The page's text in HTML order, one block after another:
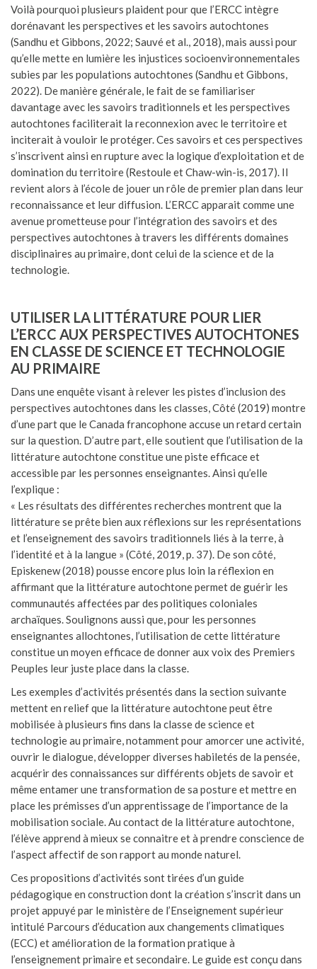
Voilà pourquoi plusieurs plaident pour que l’ERCC intègre
dorénavant les perspectives et les savoirs autochtones
(Sandhu et Gibbons, 2022; Sauvé et al., 2018), mais aussi pour
qu’elle mette en lumière les injustices socioenvironnementales
subies par les populations autochtones (Sandhu et Gibbons,
2022). De manière générale, le fait de se familiariser
davantage avec les savoirs traditionnels et les perspectives
autochtones faciliterait la reconnexion avec le territoire et
inciterait à vouloir le protéger. Ces savoirs et ces perspectives
s’inscrivent ainsi en rupture avec la logique d’exploitation et de
domination du territoire (Restoule et Chaw-win-is, 2017). Il
revient alors à l’école de jouer un rôle de premier plan dans leur
reconnaissance et leur diffusion. L’ERCC apparait comme une
avenue prometteuse pour l’intégration des savoirs et des
perspectives autochtones à travers les différents domaines
disciplinaires au primaire, dont celui de la science et de la
technologie.
UTILISER LA LITTÉRATURE POUR LIER
L’ERCC AUX PERSPECTIVES AUTOCHTONES
EN CLASSE DE SCIENCE ET TECHNOLOGIE
AU PRIMAIRE
Dans une enquête visant à relever les pistes d’inclusion des
perspectives autochtones dans les classes, Côté (2019) montre
d’une part que le Canada francophone accuse un retard certain
sur la question. D’autre part, elle soutient que l’utilisation de la
littérature autochtone constitue une piste efficace et
accessible par les personnes enseignantes. Ainsi qu’elle
l’explique :
« Les résultats des différentes recherches montrent que la
littérature se prête bien aux réflexions sur les représentations
et l’enseignement des savoirs traditionnels liés à la terre, à
l’identité et à la langue » (Côté, 2019, p. 37). De son côté,
Episkenew (2018) pousse encore plus loin la réflexion en
affirmant que la littérature autochtone permet de guérir les
communautés affectées par des politiques coloniales
archaïques. Soulignons aussi que, pour les personnes
enseignantes allochtones, l’utilisation de cette littérature
constitue un moyen efficace de donner aux voix des Premiers
Peuples leur juste place dans la classe.
Les exemples d’activités présentés dans la section suivante
mettent en relief que la littérature autochtone peut être
mobilisée à plusieurs fins dans la classe de science et
technologie au primaire, notamment pour amorcer une activité,
ouvrir le dialogue, développer diverses habiletés de la pensée,
acquérir des connaissances sur différents objets de savoir et
même entamer une transformation de sa posture et mettre en
place les prémisses d’un apprentissage de l’importance de la
mobilisation sociale. Au contact de la littérature autochtone,
l’élève apprend à mieux se connaitre et à prendre conscience de
l’aspect affectif de son rapport au monde naturel.
Ces propositions d’activités sont tirées d’un guide
pédagogique en construction dont la création s’inscrit dans un
projet appuyé par le ministère de l’Enseignement supérieur
intitulé Parcours d’éducation aux changements climatiques
(ECC) et amélioration de la formation pratique à
l’enseignement primaire et secondaire. Le guide est conçu dans